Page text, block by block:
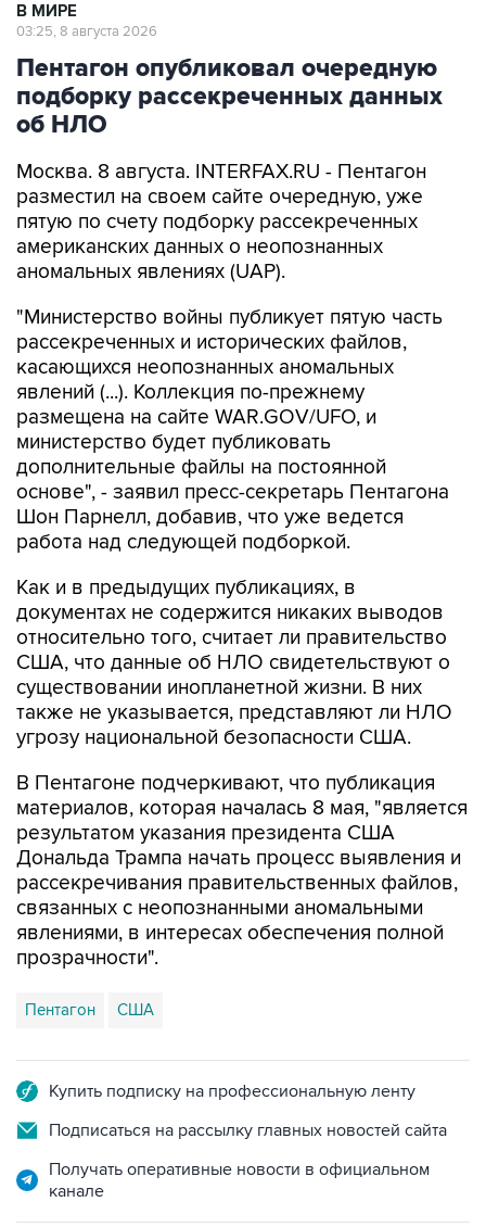
В МИРЕ
03:25, 8 августа 2026
Пентагон опубликовал очередную
подборку рассекреченных данных
об НЛО
Москва. 8 августа. INTERFAX.RU - Пентагон
разместил на своем сайте очередную, уже
пятую по счету подборку рассекреченных
американских данных о неопознанных
аномальных явлениях (UAP).
"Министерство войны публикует пятую часть
рассекреченных и исторических файлов,
касающихся неопознанных аномальных
явлений (...). Коллекция по-прежнему
размещена на сайте WAR.GOV/UFO, и
министерство будет публиковать
дополнительные файлы на постоянной
основе", - заявил пресс-секретарь Пентагона
Шон Парнелл, добавив, что уже ведется
работа над следующей подборкой.
Как и в предыдущих публикациях, в
документах не содержится никаких выводов
относительно того, считает ли правительство
США, что данные об НЛО свидетельствуют о
существовании инопланетной жизни. В них
также не указывается, представляют ли НЛО
угрозу национальной безопасности США.
В Пентагоне подчеркивают, что публикация
материалов, которая началась 8 мая, "является
результатом указания президента США
Дональда Трампа начать процесс выявления и
рассекречивания правительственных файлов,
связанных с неопознанными аномальными
явлениями, в интересах обеспечения полной
прозрачности".
Пентагон США
Купить подписку на профессиональную ленту
Подписаться на рассылку главных новостей сайта
Получать оперативные новости в официальном
канале